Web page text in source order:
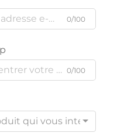
0/100
0/100
qui vous intéresse